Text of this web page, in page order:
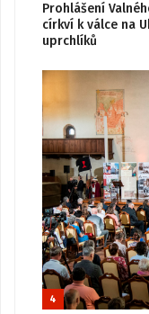
Prohlášení
církví k válce na
uprchlíků
4